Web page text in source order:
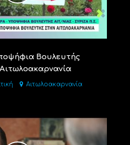
Βουλευτής
Αιτωλοακαρνανία